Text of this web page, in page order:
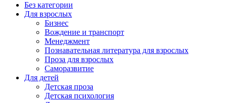
Без категории
Для взрослых
Бизнес
Вождение и транспорт
Менеджмент
Познавательная литература для взрослых
Проза для взрослых
Саморазвитие
Для детей
Детская проза
Детская психология